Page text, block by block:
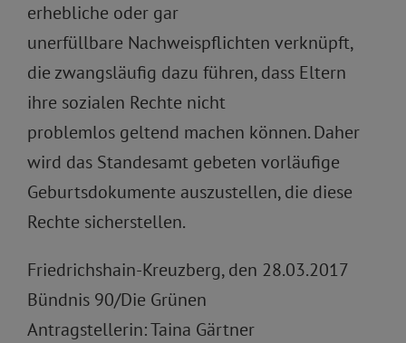
erhebliche oder gar
unerfüllbare Nachweispflichten verknüpft,
die zwangsläufig dazu führen, dass Eltern
ihre sozialen Rechte nicht
problemlos geltend machen können. Daher
wird das Standesamt gebeten vorläufige
Geburtsdokumente auszustellen, die diese
Rechte sicherstellen.
Friedrichshain-Kreuzberg, den 28.03.2017
Bündnis 90/Die Grünen
Antragstellerin: Taina Gärtner